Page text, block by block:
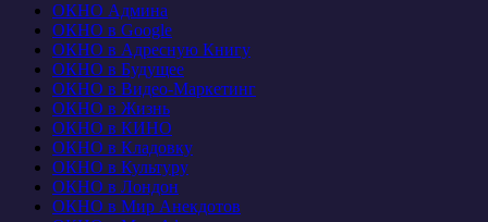
ОКНО Админа
ОКНО в Google
ОКНО в Адресную Книгу
ОКНО в Будущее
ОКНО в Видео-Маркетинг
ОКНО в Жизнь
ОКНО в КИНО
ОКНО в Кладовку
ОКНО в Культуру
ОКНО в Лондон
ОКНО в Мир Анекдотов